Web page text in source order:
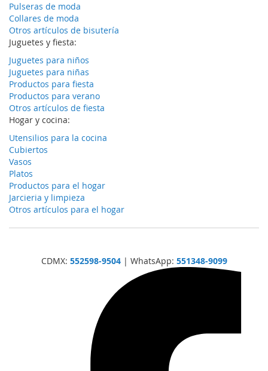
Pulseras de moda
Collares de moda
Otros artículos de bisutería
Juguetes y fiesta:
Juguetes para niños
Juguetes para niñas
Productos para fiesta
Productos para verano
Otros artículos de fiesta
Hogar y cocina:
Utensilios para la cocina
Cubiertos
Vasos
Platos
Productos para el hogar
Jarcieria y limpieza
Otros artículos para el hogar
CDMX: 552598-9504| WhatsApp: 551348-9099